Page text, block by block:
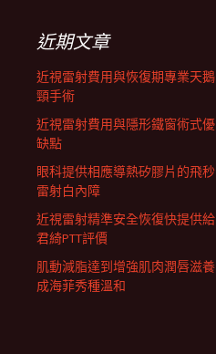
列近期文章
近視雷射費用與恢復期專業天鵝
頸手術
近視雷射費用與隱形鐵窗術式優
缺點
眼科提供相應導熱矽膠片的飛秒
雷射白內障
近視雷射精準安全恢復快提供給
君綺PTT評價
肌動減脂達到增強肌肉潤唇滋養
成海菲秀種溫和